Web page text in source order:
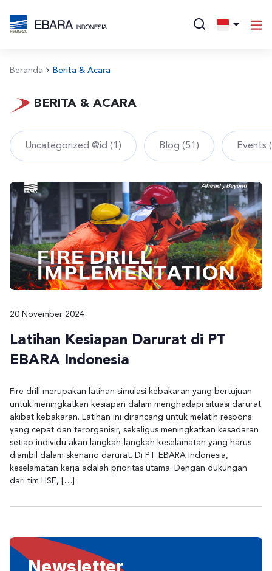
Beranda Berita & Acara
BERITA & ACARA
Uncategorized @id (1) Blog (51) Events
20 November 2024
Latihan Kesiapan Darurat di PT
EBARA Indonesia
Fire drill merupakan latihan simulasi kebakaran yang bertujuan
untuk meningkatkan kesiapan dalam menghadapi situasi darurat
akibat kebakaran. Latihan ini dirancang untuk melatih respons
yang cepat dan terorganisir, sekaligus meningkatkan kesadaran
setiap individu akan langkah-langkah keselamatan yang harus
diambil dalam skenario darurat. Di PT EBARA Indonesia,
keselamatan kerja adalah prioritas utama. Dengan dukungan
dari tim HSE, […]